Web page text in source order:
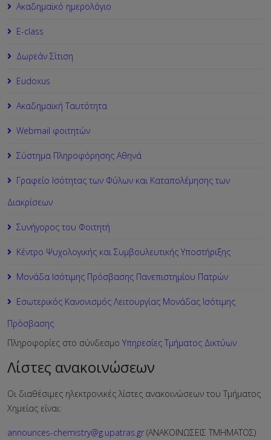
Ακαδημαϊκό ημερολόγιο
Ε-class
Δωρεάν Σίτιση
Εudoxus
Ακαδημαϊκή Ταυτότητα
Webmail φοιτητών
Σύστημα Πληροφόρησης Αθηνά
Γραφείο Ισότητας των Φύλων και Καταπολέμησης των
Διακρίσεων
Συνήγορος του Φοιτητή
Κέντρο Ψυχολογικής και Συμβουλευτικής Υποστήριξης
Μονάδα Ισότιμης Πρόσβασης Πανεπιστημίου Πατρών
Εσωτερικός Κανονισμός Λειτουργίας Μονάδας Ισότιμης
Πρόσβασης
Πληροφορίες στο σύνδεσμο Υπηρεσίες Τμήματος Δικτύων
Λίστες ανακοινώσεων
Οι διαθέσιμες ηλεκτρονικές λίστες ανακοινώσεων του Τμήματος
Χημείας είναι:
announces-chemistry@g.upatras.gr (ΑΝΑΚΟΙΝΩΣΕΙΣ ΤΜΗΜΑΤΟΣ)